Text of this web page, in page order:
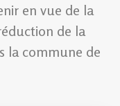
en vue de la
de la
la commune de